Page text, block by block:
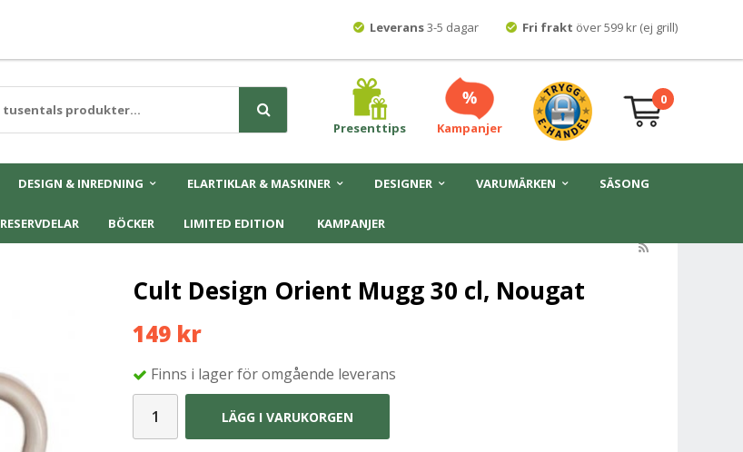
Leverans3-5 dagar Fri frakt över 599 kr (ej grill)
Presenttips Kampanjer
0
DESIGN & INREDNING ELARTIKLAR & MASKINER DESIGNER VARUMÄRKEN SÄSONG
RESERVDELAR BÖCKER LIMITED EDITION
KAMPANJER
Cult Design Orient Mugg 30 cl, Nougat
149 kr
Finns i lager för omgående leverans
LÄGG I VARUKORGEN